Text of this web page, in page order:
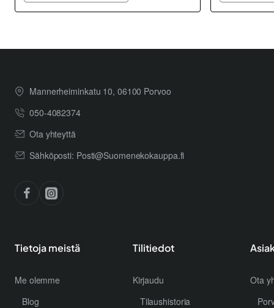
Mannerheiminkatu 10, 06100 Porvoo
050-4082374
Ota yhteyttä
Sähköposti: Posti@Suomenekokauppa.fi
Tietoja meistä
Me olemme
Blog
Tilitiedot
Kirjaudu
Tilaushistoria
Ota